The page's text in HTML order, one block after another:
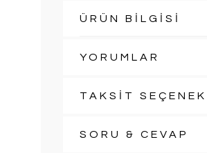
ÜRÜN BİLGİSİ
YORUMLAR
TAKSİT
SORU & CEVAP